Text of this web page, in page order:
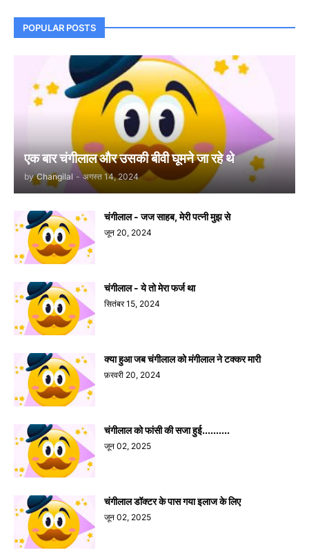
POPULAR POSTS
एक बार चंगीलाल और उसकी बीवी घूमने जा रहे थे
by Changilal - अगस्त 14, 2024
चंगीलाल - जज साहब, मेरी पत्नी मुझ से
जून 20, 2024
चंगीलाल - ये तो मेरा फर्ज था
सितंबर 15, 2024
क्या हुआ जब चंगीलाल को मंगीलाल ने टक्कर मारी
फ़रवरी 20, 2024
चंगीलाल को फांसी की सजा हुई..........
जून 02, 2025
चंगीलाल डॉक्टर के पास गया इलाज के लिए
जून 02, 2025